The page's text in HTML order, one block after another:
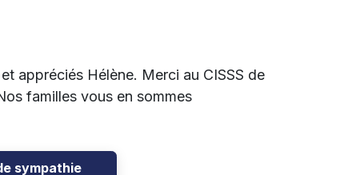
appréciés Hélène. Merci au CISSS de
familles vous en sommes
sympathie